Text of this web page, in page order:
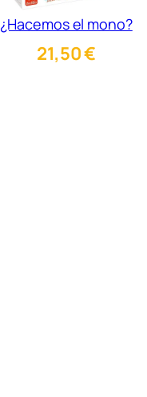
¿Hacemos el mono?
21,50€